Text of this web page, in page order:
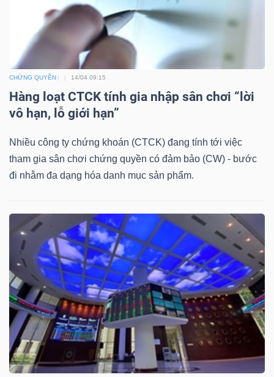
CHỨNG QUYỀN 14/04 09:15
Hàng loạt CTCK tính gia nhập sân chơi “lời
vô hạn, lỗ giới hạn”
Nhiều công ty chứng khoán (CTCK) đang tính tới việc
tham gia sân chơi chứng quyền có đảm bảo (CW) - bước
đi nhằm đa dạng hóa danh mục sản phẩm.
tức
(-)
Bài
viết
tác
giả
(-)
Báo
cáo
phân
tích
(-)
Thuật
ngữ
(-)